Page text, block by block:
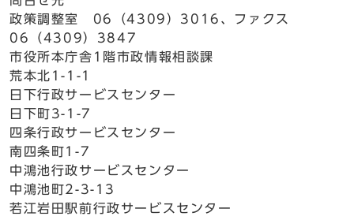
政策調整室 06（4309）3016、ファクス
06（4309）3847
市役所本庁舎1階市政情報相談課
荒本北1-1-1
日下行政サービスセンター
日下町3-1-7
四条行政サービスセンター
南四条町1-7
中鴻池行政サービスセンター
中鴻池町2-3-13
若江岩田駅前行政サービスセンター